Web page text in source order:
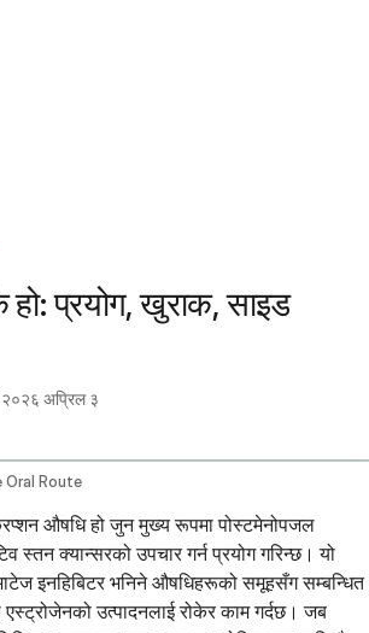
हो: प्रयोग, खुराक, साइड
२०२६ अप्रिल ३
Route
औषधि हो जुन मुख्य रूपमा पोस्टमेनोपजल
स्तन क्यान्सरको उपचार गर्न प्रयोग गरिन्छ। यो
इनहिबिटर भनिने औषधिहरूको समूहसँग सम्बन्धित
उत्पादनलाई रोकेर काम गर्दछ। जब